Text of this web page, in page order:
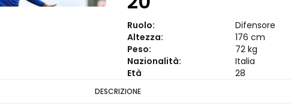
Ruolo:
Difensore
Altezza:
176 cm
Peso:
72 kg
Nazionalità:
Italia
Età
28
DESCRIZIONE